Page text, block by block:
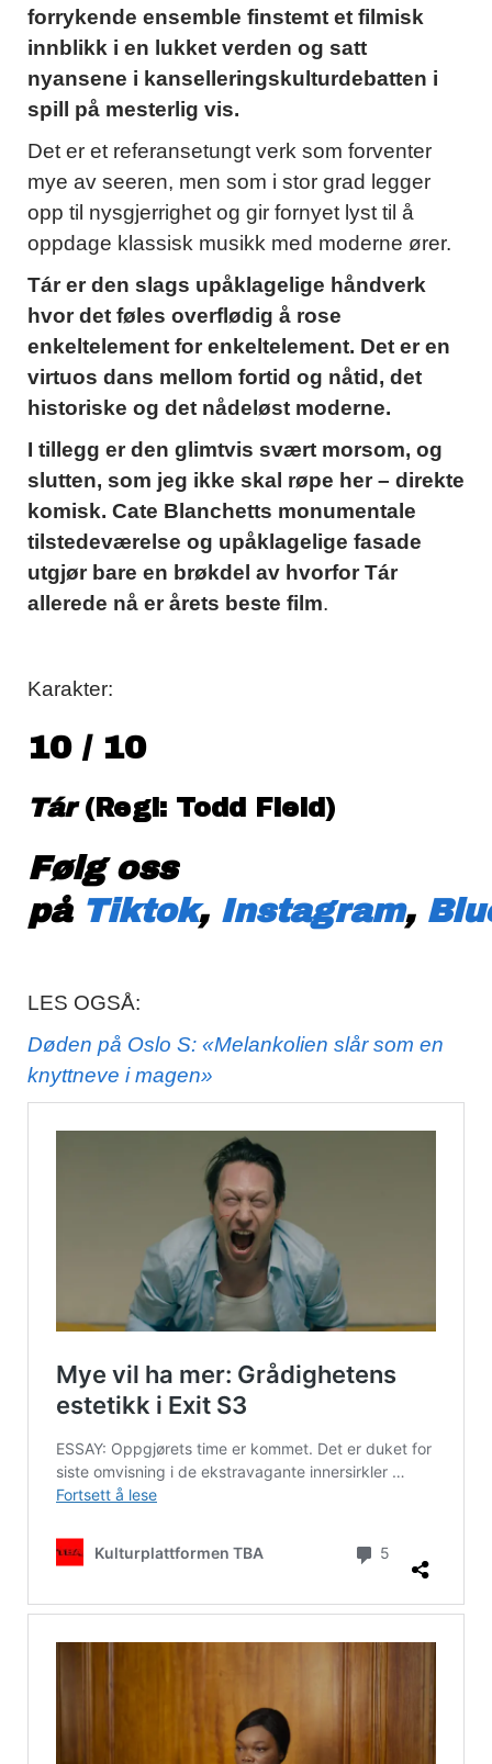
forrykende ensemble finstemt et filmisk
innblikk i en lukket verden og satt
nyansene i kanselleringskulturdebatten i
spill på mesterlig vis.
Det er et referansetungt verk som forventer
mye av seeren, men som i stor grad legger
opp til nysgjerrighet og gir fornyet lyst til å
oppdage klassisk musikk med moderne ører.
Tár er den slags upåklagelige håndverk
hvor det føles overflødig å rose
enkeltelement for enkeltelement. Det er en
virtuos dans mellom fortid og nåtid, det
historiske og det nådeløst moderne.
I tillegg er den glimtvis svært morsom, og
slutten, som jeg ikke skal røpe her – direkte
komisk. Cate Blanchetts monumentale
tilstedeværelse og upåklagelige fasade
utgjør bare en brøkdel av hvorfor Tár
allerede nå er årets beste film.
Karakter:
10 / 10
Tár(Regi: Todd Field)
Følg oss
på Tiktok, Instagram,
LES OGSÅ:
Døden på Oslo S: «Melankolien slår som en
knyttneve i magen»